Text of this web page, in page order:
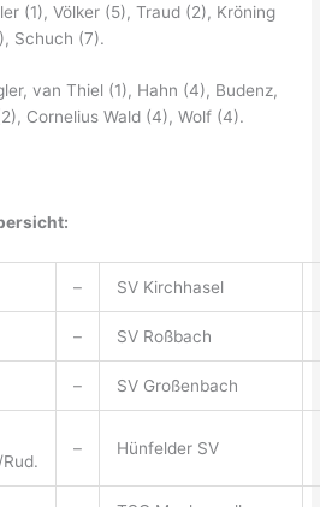
(1), Völker (5), Traud (2), Kröning
Schuch (7).
van Thiel (1), Hahn (4), Budenz,
Cornelius Wald (4), Wolf (4).
– SV Kirchhasel
– SV Roßbach
– SV Großenbach
– Hünfelder SV